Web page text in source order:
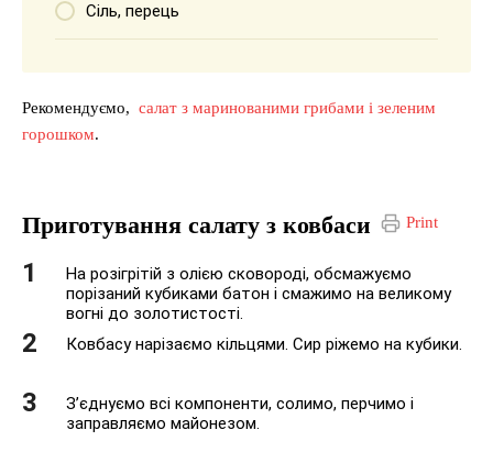
Сіль, перець
Рекомендуємо, салат з маринованими грибами і зеленим
горошком.
Print
Приготування салату з ковбаси
На розігрітій з олією сковороді, обсмажуємо
порізаний кубиками батон і смажимо на великому
вогні до золотистості.
Ковбасу нарізаємо кільцями. Сир ріжемо на кубики.
З’єднуємо всі компоненти, солимо, перчимо і
заправляємо майонезом.